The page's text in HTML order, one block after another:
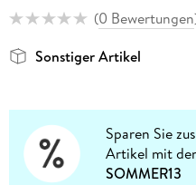
(0 Bewertungen
Sonstiger Artikel
Sparen Sie
Artikel mit
SOMMER13